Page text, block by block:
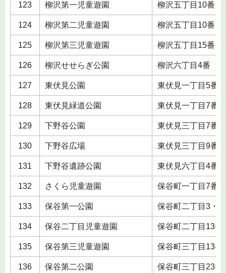
123 柳沢第一児童遊園 柳沢五丁目10番
124 柳沢第二児童遊園 柳沢五丁目10番
125 柳沢第三児童遊園 柳沢五丁目15番
126 柳沢せせらぎ公園 柳沢六丁目4番
127 東伏見公園 東伏見一丁目5番
128 東伏見緑道公園 東伏見一丁目7番
129 下野谷公園 東伏見三丁目7番
130 下野谷広場 東伏見三丁目9番
131 下野谷遺跡公園 東伏見六丁目4番
132 さくら児童遊園 保谷町一丁目7番
133 保谷第一公園 保谷町二丁目3・6
134 保谷二丁目児童遊園 保谷町二丁目13番
135 保谷第三児童遊園 保谷町三丁目13番
136 保谷第二公園 保谷町三丁目23番